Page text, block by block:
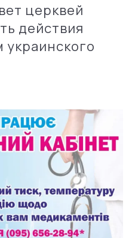
церквей
действия